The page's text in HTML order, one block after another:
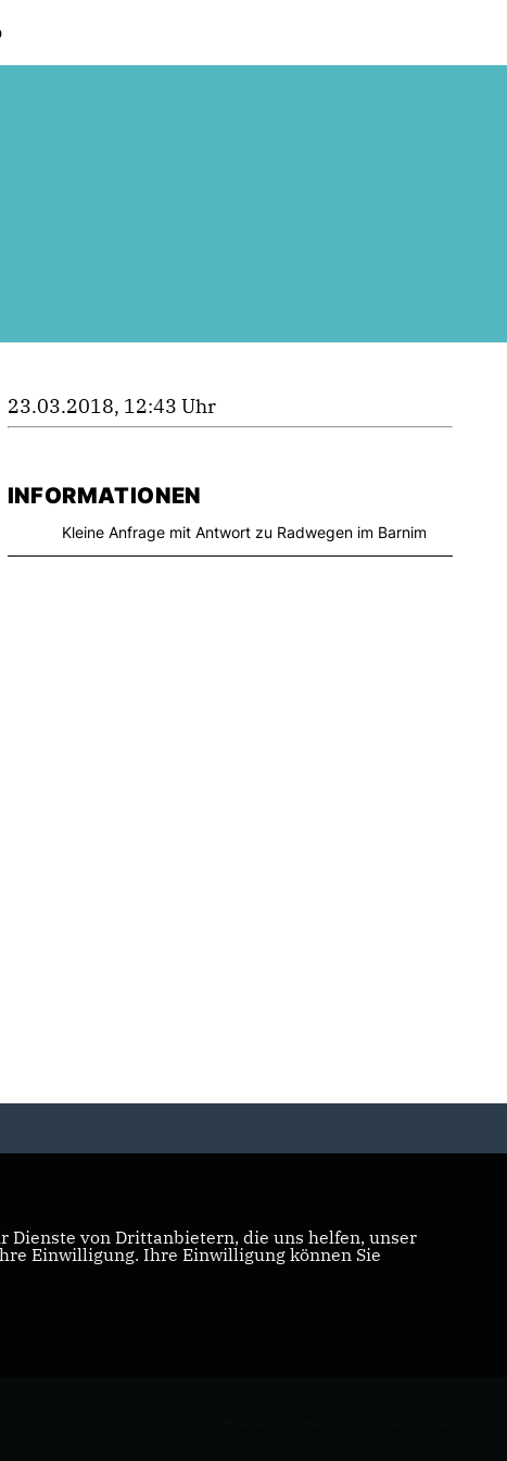
23.03.2018, 12:43 Uhr
INFORMATIONEN
Kleine Anfrage mit Antwort zu Radwegen im Barnim
Dienste von Drittanbietern, die uns helfen, unser
Einwilligung. Ihre Einwilligung können Sie